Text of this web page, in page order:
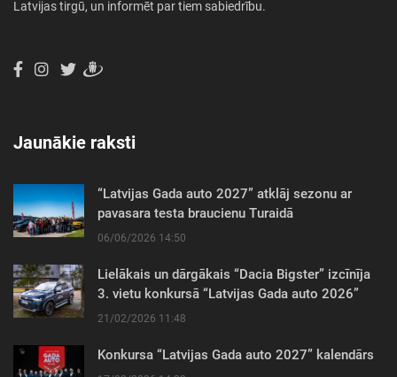
Latvijas tirgū, un informēt par tiem sabiedrību.
Jaunākie raksti
“Latvijas Gada auto 2027” atklāj sezonu ar
pavasara testa braucienu Turaidā
06/06/2026 14:50
Lielākais un dārgākais “Dacia Bigster” izcīnīja
3. vietu konkursā “Latvijas Gada auto 2026”
21/02/2026 11:48
Konkursa “Latvijas Gada auto 2027” kalendārs